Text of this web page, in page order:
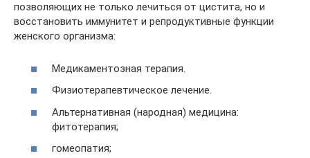
позволяющих не только лечиться от цистита, но и
восстановить иммунитет и репродуктивные функции
женского организма:
Медикаментозная терапия.
Физиотерапевтическое лечение.
Альтернативная (народная) медицина:
фитотерапия;
гомеопатия;